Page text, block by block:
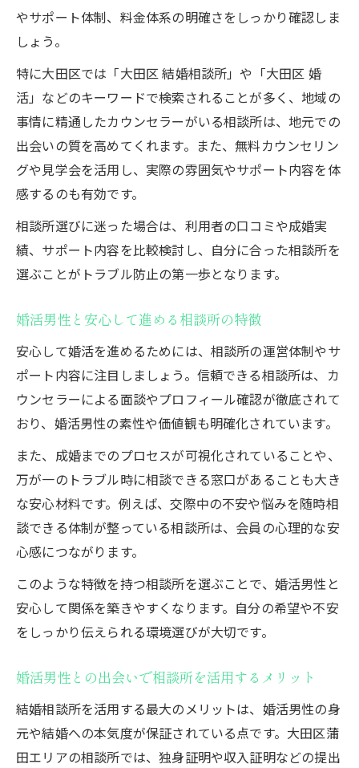
やサポート体制、料金体系の明確さをしっかり確認しま
しょう。
特に大田区では「大田区 結婚相談所」や「大田区 婚
活」などのキーワードで検索されることが多く、地域の
事情に精通したカウンセラーがいる相談所は、地元での
出会いの質を高めてくれます。また、無料カウンセリン
グや見学会を活用し、実際の雰囲気やサポート内容を体
感するのも有効です。
相談所選びに迷った場合は、利用者の口コミや成婚実
績、サポート内容を比較検討し、自分に合った相談所を
選ぶことがトラブル防止の第一歩となります。
婚活男性と安心して進める相談所の特徴
安心して婚活を進めるためには、相談所の運営体制やサ
ポート内容に注目しましょう。信頼できる相談所は、カ
ウンセラーによる面談やプロフィール確認が徹底されて
おり、婚活男性の素性や価値観も明確化されています。
また、成婚までのプロセスが可視化されていることや、
万が一のトラブル時に相談できる窓口があることも大き
な安心材料です。例えば、交際中の不安や悩みを随時相
談できる体制が整っている相談所は、会員の心理的な安
心感につながります。
このような特徴を持つ相談所を選ぶことで、婚活男性と
安心して関係を築きやすくなります。自分の希望や不安
をしっかり伝えられる環境選びが大切です。
婚活男性との出会いで相談所を活用するメリット
結婚相談所を活用する最大のメリットは、婚活男性の身
元や結婚への本気度が保証されている点です。大田区蒲
田エリアの相談所では、独身証明や収入証明などの提出